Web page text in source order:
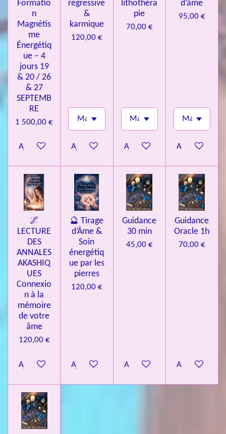
Formatio
n
Magnétis
me
Énergétiq
ue – 4
jours 19
& 20 / 26
& 27
SEPTEMB
RE
1 500,00 €
Ajouter au panier
régressive
&
karmique
120,00 €
Ajouter au panier
lithothéra
pie
70,00 €
Ajouter au panier
d’âme
95,00 €
Ajouter au
🌌
LECTURE
DES
ANNALES
AKASHIQ
UES
Connexio
n à la
mémoire
de votre
âme
120,00 €
Ajouter au panier
🔮 Tirage
d’Âme &
Soin
énergétiq
ue par les
pierres
120,00 €
Ajouter au panier
Guidance
30 min
45,00 €
Ajouter au panier
Guidance
Oracle 1h
70,00 €
Ajouter au